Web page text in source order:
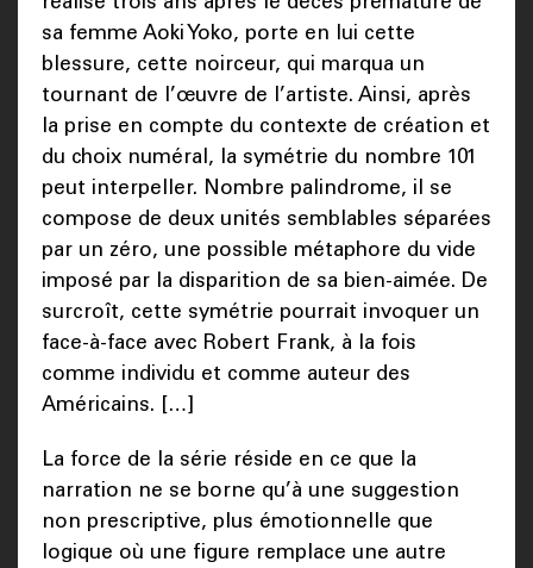
sa femme Aoki Yoko, porte en lui cette
blessure, cette noirceur, qui marqua un
tournant de l’œuvre de l’artiste. Ainsi, après
la prise en compte du contexte de création et
du choix numéral, la symétrie du nombre 101
peut interpeller. Nombre palindrome, il se
compose de deux unités semblables séparées
par un zéro, une possible métaphore du vide
imposé par la disparition de sa bien-aimée. De
surcroît, cette symétrie pourrait invoquer un
face-à-face avec Robert Frank, à la fois
comme individu et comme auteur des
Américains. […]
La force de la série réside en ce que la
narration ne se borne qu’à une suggestion
non prescriptive, plus émotionnelle que
logique où une figure remplace une autre